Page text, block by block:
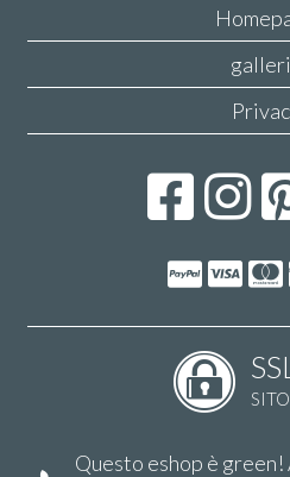
Questo eshop è